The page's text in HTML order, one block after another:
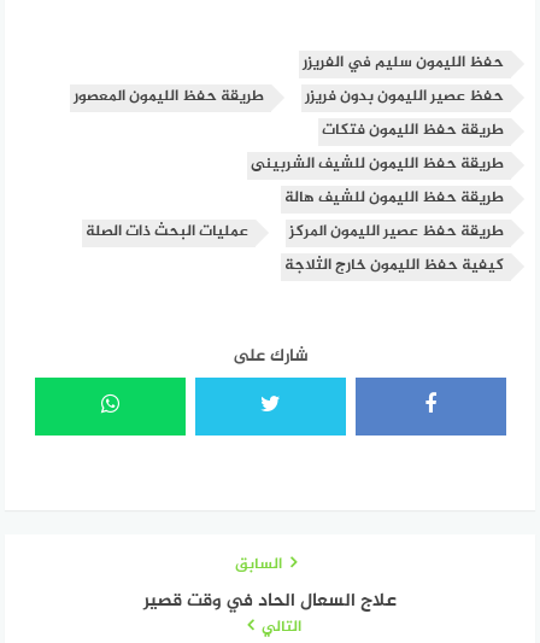
حفظ الليمون سليم في الفريزر
حفظ عصير الليمون بدون فريزر
طريقة حفظ الليمون المعصور
طريقة حفظ الليمون فتكات
طريقة حفظ الليمون للشيف الشربينى
طريقة حفظ الليمون للشيف هالة
طريقة حفظ عصير الليمون المركز
عمليات البحث ذات الصلة
كيفية حفظ الليمون خارج الثلاجة
شارك على
السابق
علاج السعال الحاد في وقت قصير
التالي